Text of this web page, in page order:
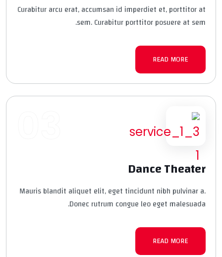
Curabitur arcu erat, accumsan id imperdiet et, porttitor at
sem. Curabitur porttitor posuere at sem.
READ MORE
Dance Theater
Mauris blandit aliquet elit, eget tincidunt nibh pulvinar a.
Donec rutrum congue leo eget malesuada.
READ MORE